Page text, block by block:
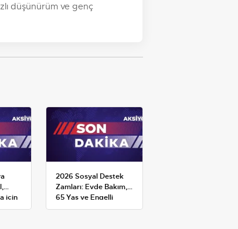
düşünürüm ve genç
için
2026 Sosyal Destek
Zamları: Evde Bakım,
65 Yaş ve Engelli
Maaşlarında Yeni